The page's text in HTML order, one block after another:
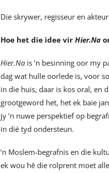
Die skrywer, regisseur en
Hoe het die idee virHier.Na
Hier.Na is ’n besinning oor my
dag wat hulle oorlede is, voor
in die huis, daar is kos oral, en
grootgeword het, het ek baie
jy ’n nuwe perspektief op
in dié tyd ondersteun.
’n Moslem-begrafnis en die
ek wou hê die rolprent moet